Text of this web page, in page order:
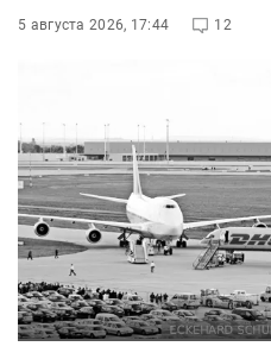
5 августа 2026, 17:44 12